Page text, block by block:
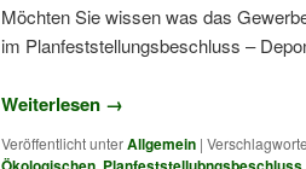
Möchten Sie wissen was das
im Planfeststellungsbeschluss –
Weiterlesen →
Veröffentlicht unterAllgemein |